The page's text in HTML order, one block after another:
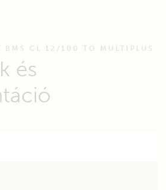
BMS CL 12/100 TO MULTIPLUS
és